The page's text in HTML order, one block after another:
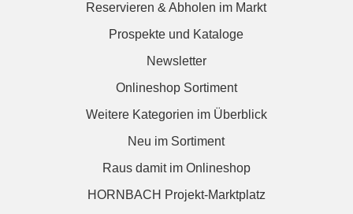
Reservieren & Abholen im Markt
Prospekte und Kataloge
Newsletter
Onlineshop Sortiment
Weitere Kategorien im Überblick
Neu im Sortiment
Raus damit im Onlineshop
HORNBACH Projekt-Marktplatz